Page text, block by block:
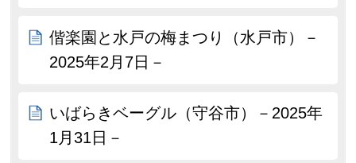
偕楽園と水戸の梅まつり（水戸市）－
2025年2月7日－
いばらきベーグル（守谷市）－2025年
1月31日－